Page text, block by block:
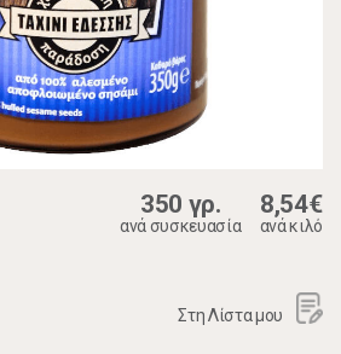
350 γρ.
ανά συσκευασία
8,54€
ανά κιλό
Στη Λίστα μου